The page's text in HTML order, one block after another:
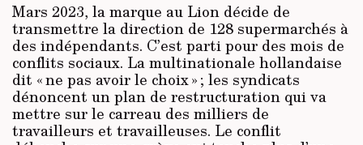
Mars 2023, la marque au Lion décide de
transmettre la direction de 128 supermarchés à
des indépendants. C’est parti pour des mois de
conflits sociaux. La multinationale hollandaise
dit « ne pas avoir le choix » ; les syndicats
dénoncent un plan de restructuration qui va
mettre sur le carreau des milliers de
travailleurs et travailleuses. Le conflit